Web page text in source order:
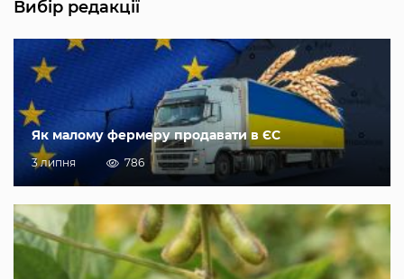
Вибір редакції
Як малому фермеру продавати в ЄС
3 липня 786